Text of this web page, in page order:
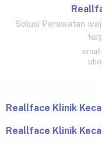
Solusi Perawatan
email:
Reallface Klinik
Banten 15345
Reallface Klinik